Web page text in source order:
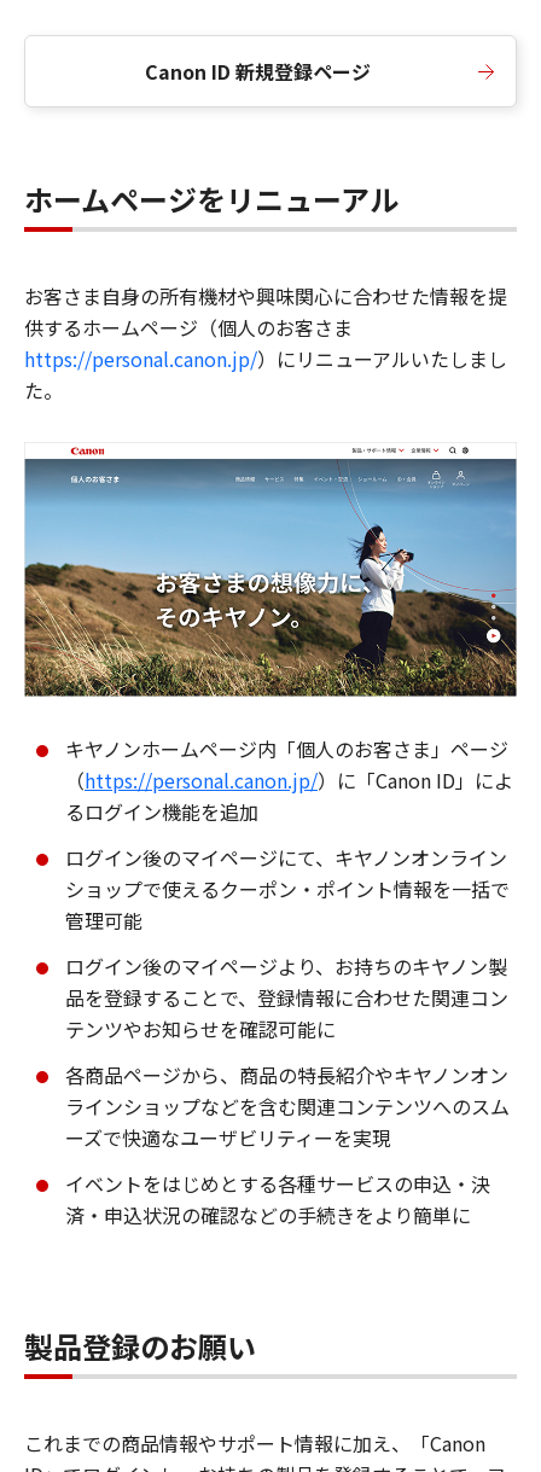
Canon ID 新規登録ページ
ホームページをリニューアル
お客さま自身の所有機材や興味関心に合わせた情報を提
供するホームページ（個人のお客さま
https://personal.canon.jp/）にリニューアルいたしまし
た。
キヤノンホームページ内「個人のお客さま」ページ
（https://personal.canon.jp/）に「Canon ID」によ
るログイン機能を追加
ログイン後のマイページにて、キヤノンオンライン
ショップで使えるクーポン・ポイント情報を一括で
管理可能
ログイン後のマイページより、お持ちのキヤノン製
品を登録することで、登録情報に合わせた関連コン
テンツやお知らせを確認可能に
各商品ページから、商品の特長紹介やキヤノンオン
ラインショップなどを含む関連コンテンツへのスム
ーズで快適なユーザビリティーを実現
イベントをはじめとする各種サービスの申込・決
済・申込状況の確認などの手続きをより簡単に
製品登録のお願い
これまでの商品情報やサポート情報に加え、「Canon